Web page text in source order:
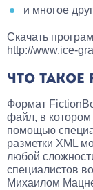
и многое
Скачать
http://www.ice-
ЧТО ТАКОЕ
Формат
файл, в котором
помощью
разметки XML
любой
специалистов
Михаилом